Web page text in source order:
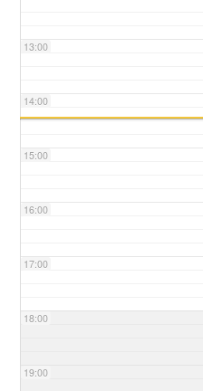
13:00
14:00
15:00
16:00
17:00
18:00
19:00